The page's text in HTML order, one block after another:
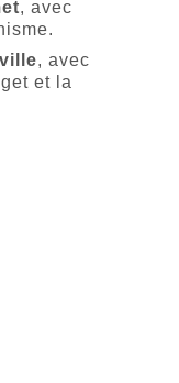
, avec
, avec
et la